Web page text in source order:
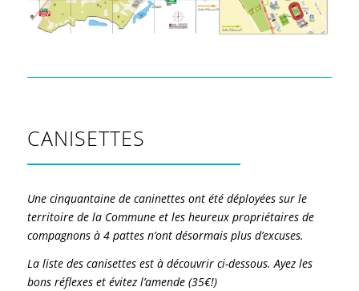
CANISETTES
Une cinquantaine de caninettes ont été déployées sur le
territoire de la Commune et les heureux propriétaires de
compagnons à 4 pattes n’ont désormais plus d’excuses.
La liste des canisettes est à découvrir ci-dessous. Ayez les
bons réflexes et évitez l’amende (35€!)